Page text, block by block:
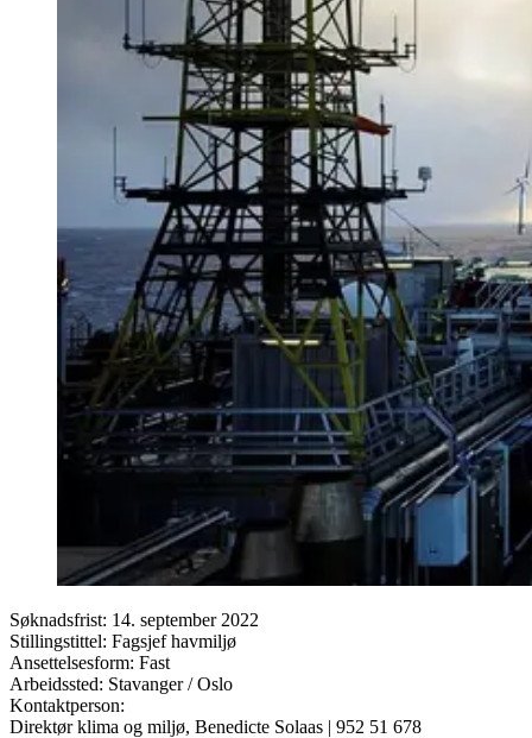
Søknadsfrist: 14. september 2022
Stillingstittel: Fagsjef havmiljø
Ansettelsesform: Fast
Arbeidssted: Stavanger / Oslo
Kontaktperson:
Direktør klima og miljø, Benedicte Solaas | 952 51 678